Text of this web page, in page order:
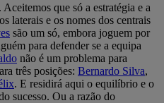
que só a estratégia e a
laterais e os nomes dos centrais
são um só, embora joguem por
para defender se a equipa
não é um problema para
três posições: Bernardo Silva,
. E residirá aqui o equilíbrio e o
sucesso. Ou a razão do